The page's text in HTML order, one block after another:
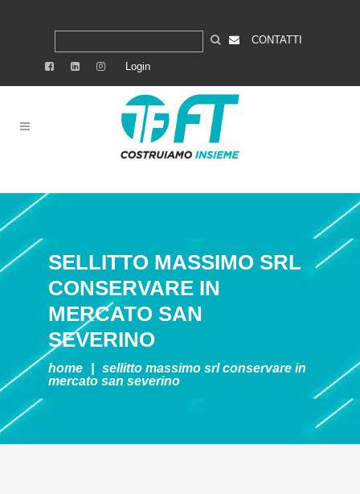
CONTATTI
Login
SELLITTO MASSIMO SRL
CONSERVARE IN
MERCATO SAN
SEVERINO
home sellitto massimo srlconservare in
mercato san severino